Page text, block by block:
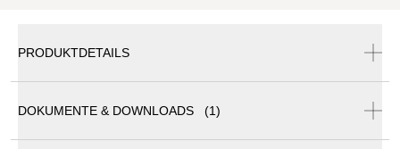
PRODUKTDETAILS
DOKUMENTE & DOWNLOADS (1)